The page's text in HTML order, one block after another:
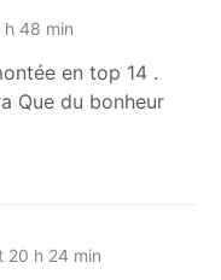
h 48 min
en top 14 .
Que du bonheur
20 h 24 min